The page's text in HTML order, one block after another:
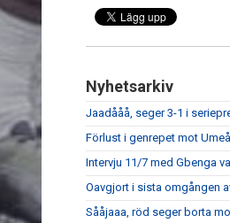
Nyhetsarkiv
Jaadååå, seger 3-1 i
Förlust i genrepet mot
Intervju 11/7 med Gbenga
Oavgjort i sista omgången
Sååjaaa, röd seger borta